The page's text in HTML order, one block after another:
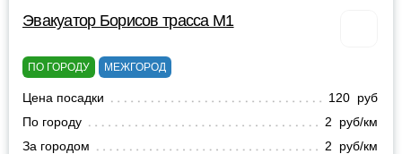
Эвакуатор Борисов трасса М1
ПО ГОРОДУ МЕЖГОРОД
Цена посадки
120 руб
По городу
2 руб/км
За городом
2 руб/км